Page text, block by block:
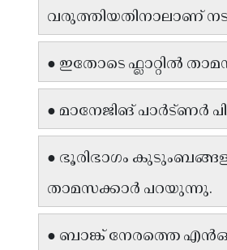
വരുത്തിയതിനാലാണ്
● ഇതോടെ ഫ്ലാറ്റിൽ
● മാനേജിങ് പാർട്ണർ
● ഭൂരിഭാഗം
താമസക്കാർ പറയുന്നു.
● ബാങ്ക് നേരത്തെ